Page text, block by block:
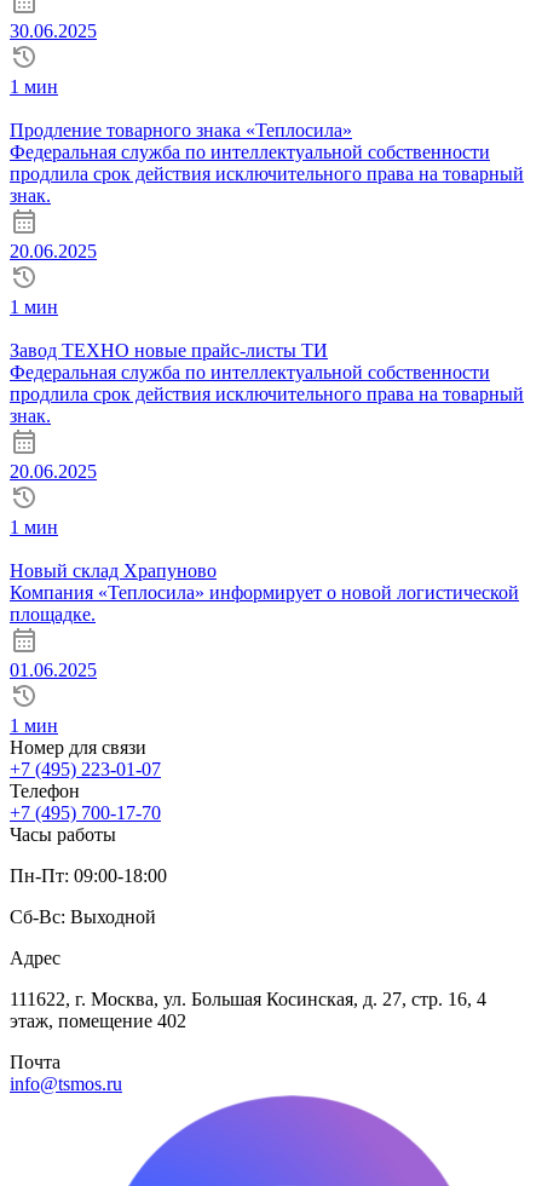
30.06.2025
1 мин
Продление товарного знака «Теплосила»
Федеральная служба по интеллектуальной собственности
продлила срок действия исключительного права на товарный
знак.
20.06.2025
1 мин
Завод ТЕХНО новые прайс-листы ТИ
Федеральная служба по интеллектуальной собственности
продлила срок действия исключительного права на товарный
знак.
20.06.2025
1 мин
Новый склад Храпуново
Компания «Теплосила» информирует о новой логистической
площадке.
01.06.2025
1 мин
Номер для связи
+7 (495) 223-01-07
Телефон
+7 (495) 700-17-70
Часы работы
Пн-Пт: 09:00-18:00
Сб-Вс: Выходной
Адрес
111622, г. Москва, ул. Большая Косинская, д. 27, стр. 16, 4
этаж, помещение 402
Почта
info@tsmos.ru